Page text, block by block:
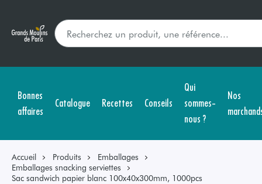
Bonnes
affaires
Catalogue Recettes Conseils
Qui
sommes-
nous ?
Nos
Accueil Produits
Emballages
Emballages snacking serviettes
Sac sandwich papier blanc 100x40x300mm, 1000pcs